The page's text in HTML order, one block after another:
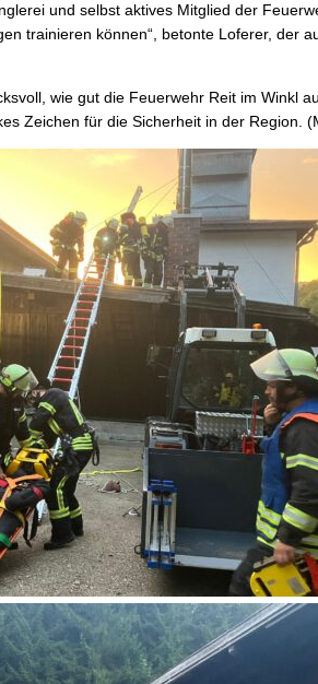
und selbst aktives Mitglied der
trainieren können“, betonte Loferer, der
wie gut die Feuerwehr Reit im Winkl
Zeichen für die Sicherheit in der Region.